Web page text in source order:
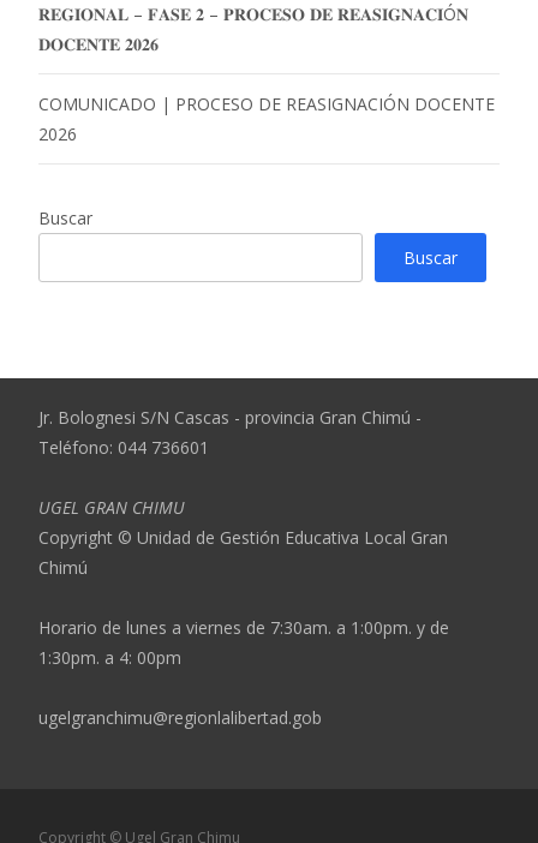
𝐑𝐄𝐆𝐈𝐎𝐍𝐀𝐋 – 𝐅𝐀𝐒𝐄 𝟐 – 𝐏𝐑𝐎𝐂𝐄𝐒𝐎 𝐃𝐄 𝐑𝐄𝐀𝐒𝐈𝐆𝐍𝐀𝐂𝐈Ó𝐍
𝐃𝐎𝐂𝐄𝐍𝐓𝐄 𝟐𝟎𝟐𝟔
COMUNICADO | PROCESO DE REASIGNACIÓN DOCENTE
2026
Buscar
Buscar
Jr. Bolognesi S/N Cascas - provincia Gran Chimú -
Teléfono: 044 736601
UGEL GRAN CHIMU
Copyright © Unidad de Gestión Educativa Local Gran
Chimú
Horario de lunes a viernes de 7:30am. a 1:00pm. y de
1:30pm. a 4: 00pm
ugelgranchimu@regionlalibertad.gob
Copyright © Ugel Gran Chimu